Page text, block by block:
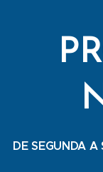
DE SEGUNDA